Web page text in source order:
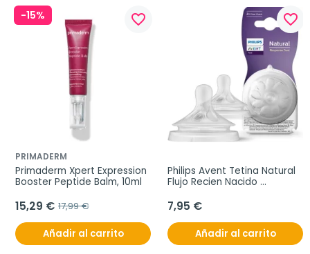
-15% favorite_border
PRIMADERM
Primaderm Xpert Expression
Booster Peptide Balm, 10ml
15,29 € 17,99 €
Añadir al carrito
favorite_border
Philips Avent Tetina Natural
Flujo Recien Nacido
7,95 €
Añadir al carrito